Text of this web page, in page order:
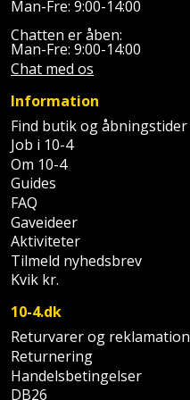
WinWin
plader
Savbuk
Skraber
Skruestik
Skruetrækker
Skruetvinge
Smøring
og
rustopløser
Kompressor
Lader
Ligesliber
Limpistol
Linjelaser
Loddekolbe
Luftværktøj
Måleinstrumenter
Malersprøjte
Lommelygte
Merchandise
Mobiltilbehør
Pavillon
Personlig
pleje
Plantekasser
Postkasse
Postkassestander
Man-Fre: 9:00-14:00
Chatten er åben:
Man-Fre: 9:00-14:00
Chat med os
Information
Find butik og åbningstider
Job i 10-4
Om 10-4
Guides
FAQ
Gaveideer
Aktiviteter
Tilmeld nyhedsbrev
Kvik kr.
10-4.dk
Returvarer og reklamation
Returnering
Handelsbetingelser
DB26